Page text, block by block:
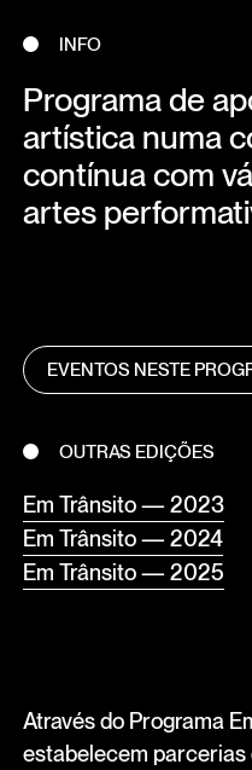
INFO
Programa de
artística numa
contínua com
artes
EVENTOS NESTE
OUTRAS EDIÇÕES
Em Trânsito — 2023
Em Trânsito — 2024
Em Trânsito — 2025
Através do Programa
estabelecem parcerias